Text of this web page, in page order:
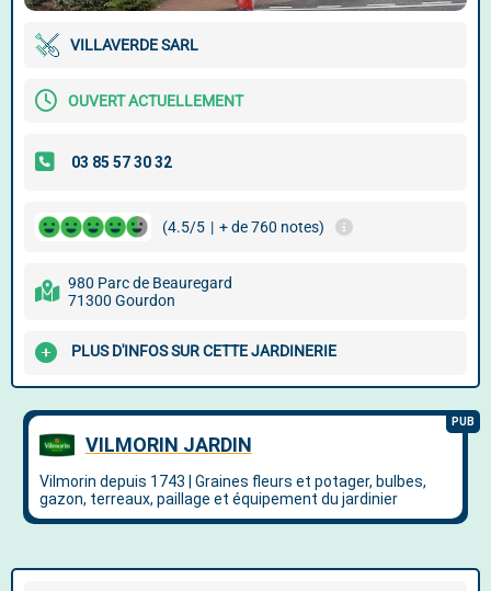
VILLAVERDE SARL
OUVERT ACTUELLEMENT
(4.5/5 | + de 760 notes)
980 Parc de Beauregard
71300 Gourdon
PLUS D'INFOS SUR CETTE JARDINERIE